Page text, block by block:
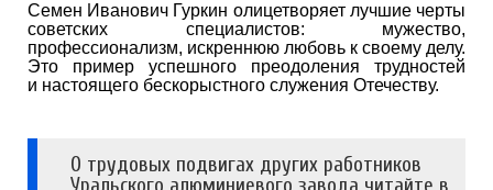
Семен Иванович Гуркин олицетворяет лучшие черты
советских специалистов: мужество,
профессионализм, искреннюю любовь к своему делу.
Это пример успешного преодоления трудностей
и настоящего бескорыстного служения Отечеству.
О трудовых подвигах других работников